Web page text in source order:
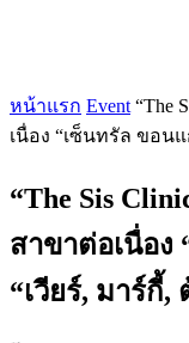
หน้าแรก Event “The
เนื่อง “เซ็นทรัล ขอน
“The Sis
สาขาต่อเนื่อง
“เวียร์, มาร์กี้,